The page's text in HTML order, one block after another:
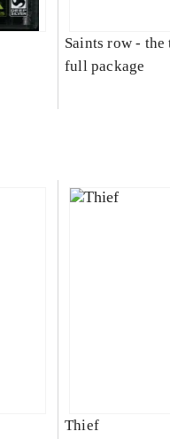
Saints row -
full package
Thief